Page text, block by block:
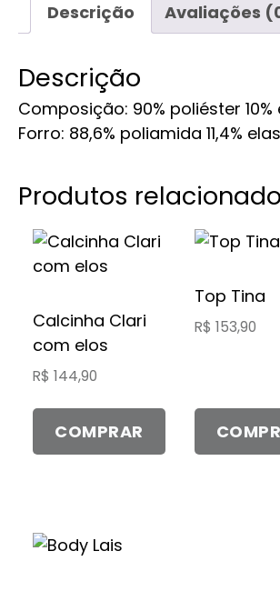
Descrição Avaliações
Descrição
Composição: 90% poliéster
Forro: 88,6% poliamida 11,4%
Produtos
Calcinha Clari
com elos
R$ 144,90
COMPRAR
Este
produto
várias
variantes.
As
opções
podem
ser
escolhidas
do
produto
Top Tina
R$ 153,90
Este
tem
várias
variantes.
podem
ser
Este